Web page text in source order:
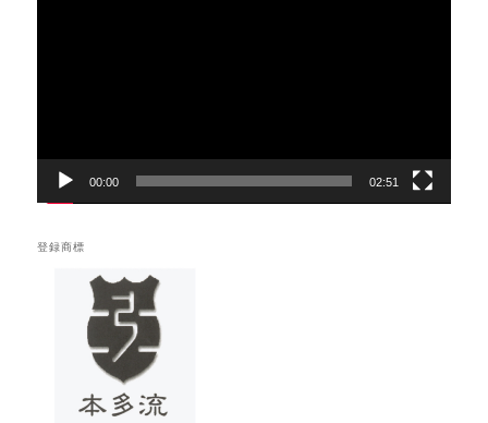
00:00 02:51
登録商標